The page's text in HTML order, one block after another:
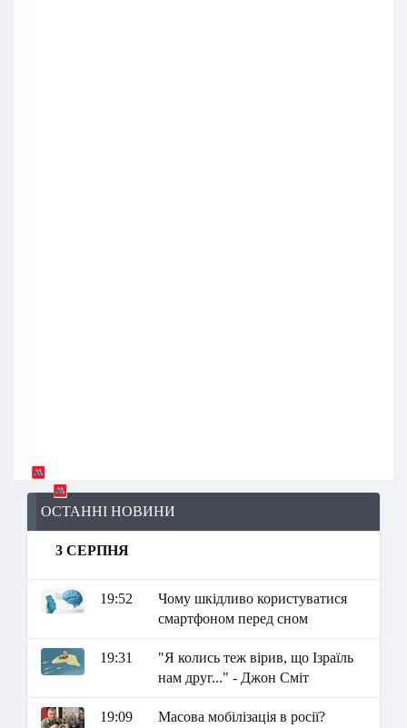
ОСТАННІ НОВИНИ
3 СЕРПНЯ
19:52
Чому шкідливо користуватися
смартфоном перед сном
19:31
"Я колись теж вірив, що Ізраїль
нам друг..." - Джон Сміт
19:09
Масова мобілізація в росії?